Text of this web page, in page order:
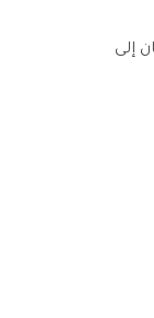
إلى